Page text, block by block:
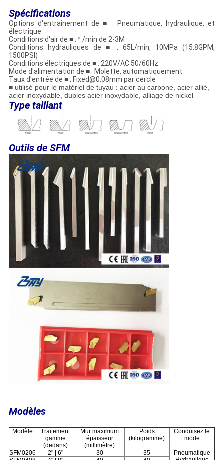
Spécifications
Options d'entraînement de ■
: Pneumatique, hydraulique, et
électrique
Conditions d'air de ■: ³ /min de 2-3M
Conditions hydrauliques de ■
: 65L/min, 10MPa (15.8GPM,
1500PSI)
Conditions électriques de ■: 220V/AC 50/60Hz
Mode d'alimentation de ■: Molette, automatiquement
Taux d'entrée de ■: Fixed@0.08mm par cercle
■ utilisé pour le matériel de tuyau : acier au carbone, acier allié,
acier inoxydable, duples acier inoxydable, alliage de nickel
Type taillant
Outils de SFM
Modèles
Modèle
Traitement
gamme
(dedans)
Mur maximum
épaisseur
(millimètre)
Poids
(kilogramme)
Conduisez le
mode
SFM0206 2" | 6" 30 35
Pneumatique